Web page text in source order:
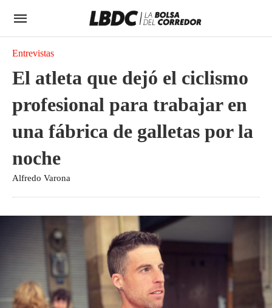
Entrevistas
El atleta que dejó el ciclismo
profesional para trabajar en
una fábrica de galletas por la
noche
Alfredo Varona